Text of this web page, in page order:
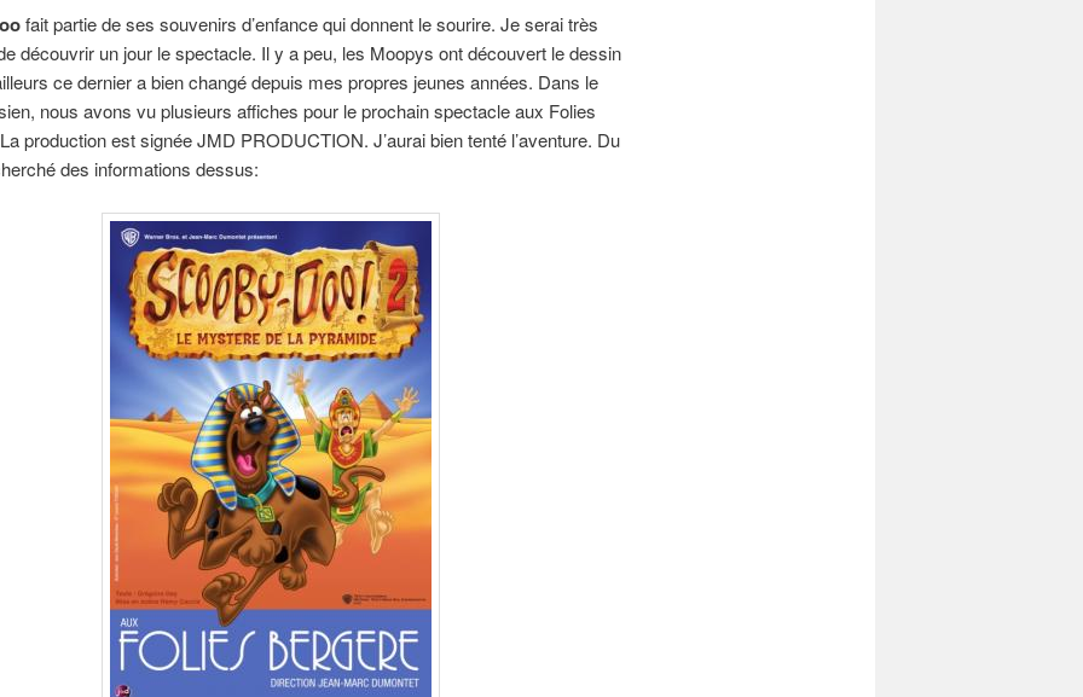
fait partie de ses souvenirs d’enfance qui donnent le sourire. Je serai très
découvrir un jour le spectacle. Il y a peu, les Moopys ont découvert le dessin
ce dernier a bien changé depuis mes propres jeunes années. Dans le
nous avons vu plusieurs affiches pour le prochain spectacle aux Folies
production est signée JMD PRODUCTION. J’aurai bien tenté l’aventure. Du
des informations dessus: